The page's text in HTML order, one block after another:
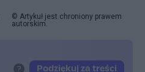
© Artykuł jest chroniony prawem
autorskim.